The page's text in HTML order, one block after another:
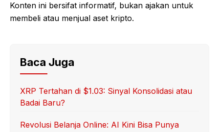
Konten ini bersifat informatif, bukan ajakan untuk
membeli atau menjual aset kripto.
Baca Juga
XRP Tertahan di $1.03: Sinyal Konsolidasi atau
Badai Baru?
Revolusi Belanja Online: AI Kini Bisa Punya